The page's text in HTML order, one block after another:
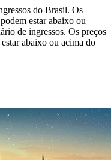
do Brasil. Os
estar abaixo ou
de ingressos. Os preços
abaixo ou acima do